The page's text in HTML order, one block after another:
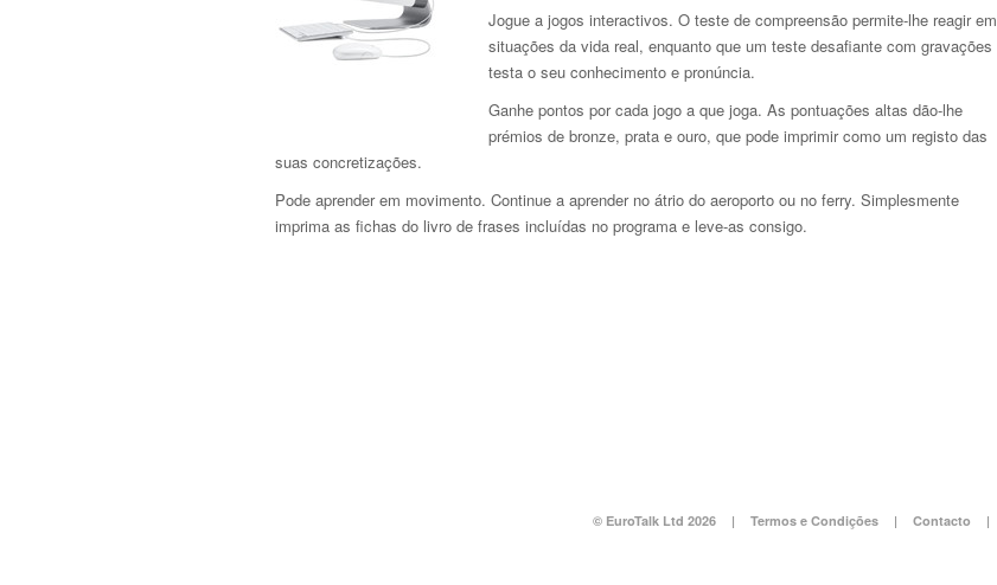
Jogue a jogos interactivos. O teste de compreensão permite-lhe reagir em
situações da vida real, enquanto que um teste desafiante com gravações
testa o seu conhecimento e pronúncia.
Ganhe pontos por cada jogo a que joga. As pontuações altas dão-lhe
prémios de bronze, prata e ouro, que pode imprimir como um registo das
suas concretizações.
Pode aprender em movimento. Continue a aprender no átrio do aeroporto ou no ferry. Simplesmente
imprima as fichas do livro de frases incluídas no programa e leve-as consigo.
© EuroTalk Ltd 2026 | Termos e Condições | Contacto |